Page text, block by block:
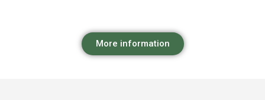
More information